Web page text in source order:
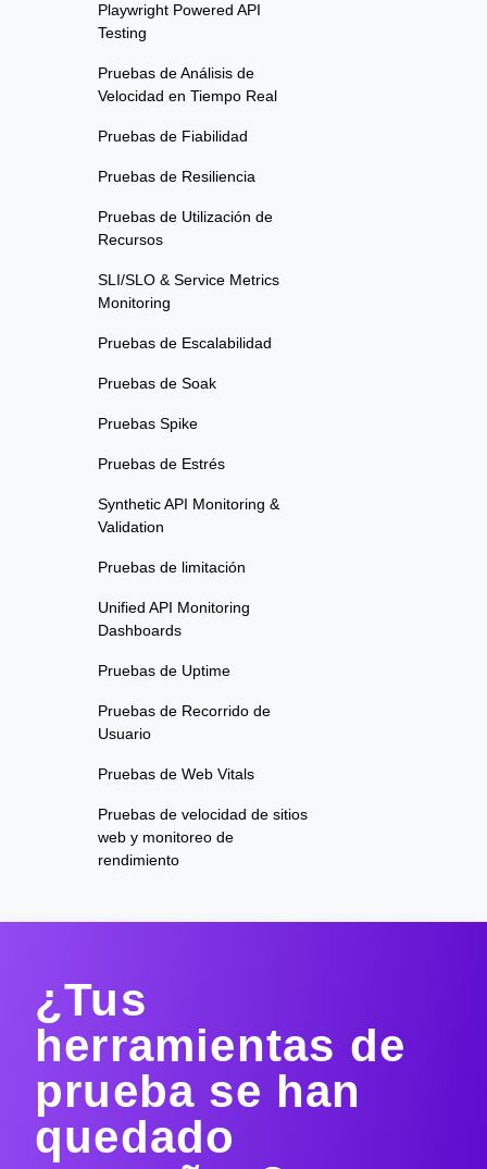
Playwright Powered API
Testing
Pruebas de Análisis de
Velocidad en Tiempo Real
Pruebas de Fiabilidad
Pruebas de Resiliencia
Pruebas de Utilización de
Recursos
SLI/SLO & Service Metrics
Monitoring
Pruebas de Escalabilidad
Pruebas de Soak
Pruebas Spike
Pruebas de Estrés
Synthetic API Monitoring &
Validation
Pruebas de limitación
Unified API Monitoring
Dashboards
Pruebas de Uptime
Pruebas de Recorrido de
Usuario
Pruebas de Web Vitals
Pruebas de velocidad de sitios
web y monitoreo de
rendimiento
¿Tus
herramientas de
prueba se han
quedado